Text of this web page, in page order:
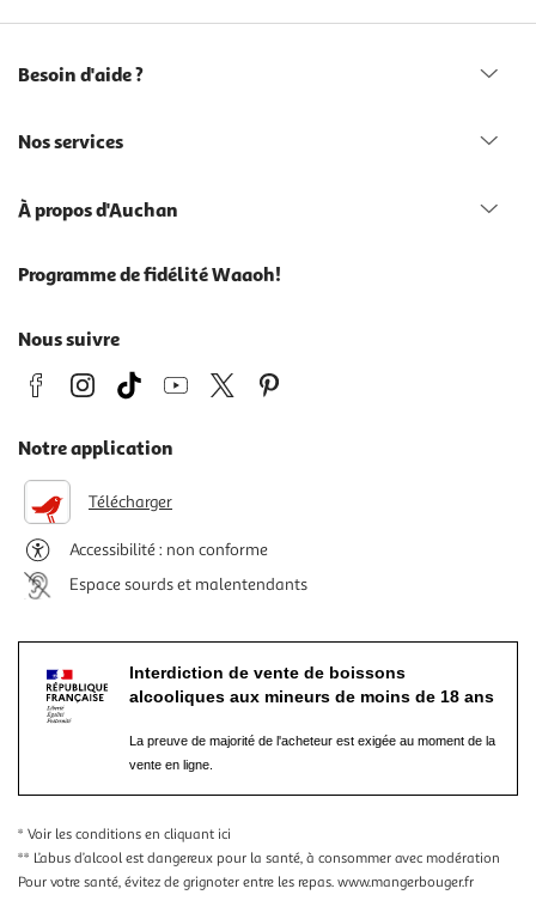
Besoin d'aide ?
Nos services
À propos d'Auchan
Programme de fidélité Waaoh!
Nous suivre
Notre application
Télécharger
Accessibilité : non conforme
Espace sourds et malentendants
Interdiction de vente de boissons
alcooliques aux mineurs de moins de 18 ans
La preuve de majorité de l'acheteur est exigée au moment de la
vente en ligne.
* Voir les conditions en cliquant ici
** L’abus d’alcool est dangereux pour la santé, à consommer avec modération
Pour votre santé, évitez de grignoter entre les repas. www.mangerbouger.fr